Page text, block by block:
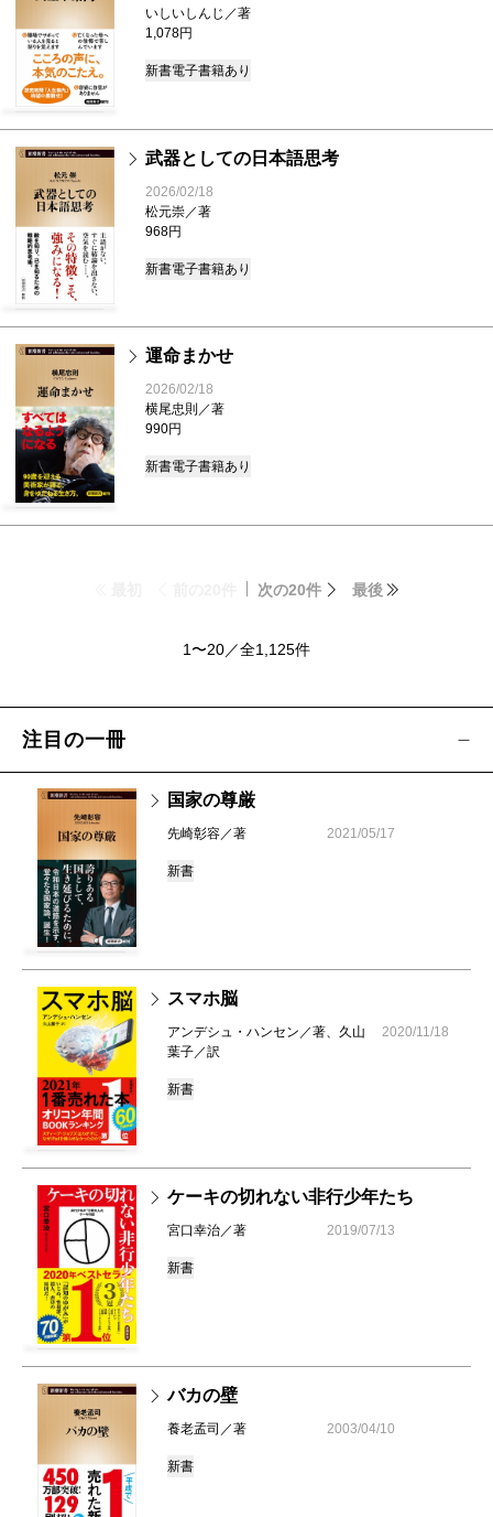
いしいしんじ／著
1,078円
新書電子書籍あり
武器としての日本語思考
2026/02/18
松元崇／著
968円
新書電子書籍あり
運命まかせ
2026/02/18
横尾忠則／著
990円
新書電子書籍あり
次の20件 最後
1〜20／全1,125件
注目の一冊
国家の尊厳
先崎彰容／著 2021/05/17
新書
スマホ脳
アンデシュ・ハンセン／著、久山
葉子／訳
2020/11/18
新書
ケーキの切れない非行少年たち
宮口幸治／著 2019/07/13
新書
バカの壁
養老孟司／著 2003/04/10
新書